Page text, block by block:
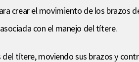
crear el movimiento de los brazos
con el manejo del títere.
títere, moviendo sus brazos y